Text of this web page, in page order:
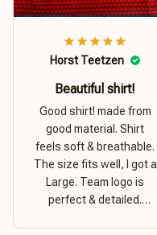
Horst Teetzen
Beautiful shirt!
Good shirt! made from
good material. Shirt
feels soft & breathable.
The size fits well, I got a
Large. Team logo is
perfect & detailed.